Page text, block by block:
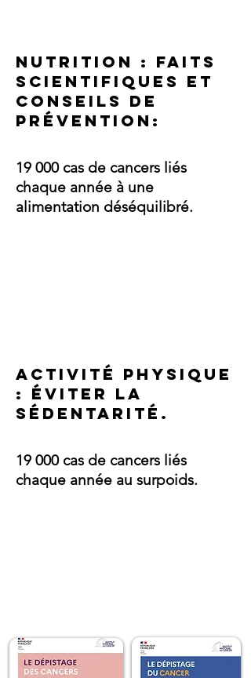
Nutrition : faits
scientifiques et
conseils de
prévention:
19 000 cas de cancers liés
chaque année à une
alimentation déséquilibré.
activité physique
: éviter la
sédentarité.
19 000 cas de cancers liés
chaque année au surpoids.